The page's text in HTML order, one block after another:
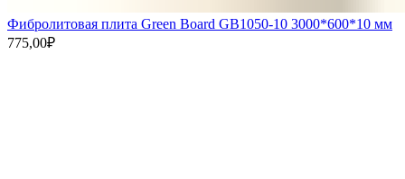
Фибролитовая плита Green Board GB1050-10 3000*600*10 мм
775,00₽